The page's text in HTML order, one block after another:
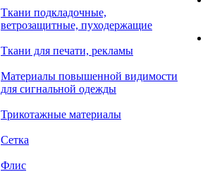
Ткани подкладочные,
ветрозащитные, пуходержащие
Ткани для печати, рекламы
Материалы повышенной видимости
для сигнальной одежды
Трикотажные материалы
Сетка
Флис